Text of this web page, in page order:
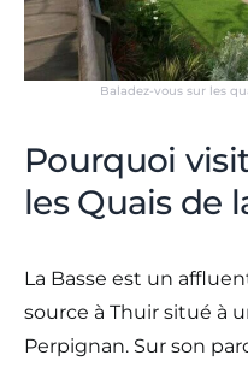
Baladez-vous sur les
Pourquoi
les Quais de
La Basse est un
source à Thuir situé à
Perpignan. Sur son